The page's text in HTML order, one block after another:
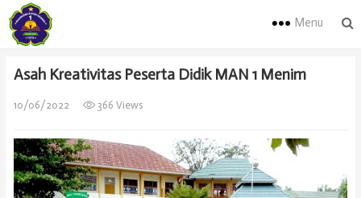
Menu
Asah Kreativitas Peserta Didik MAN 1 Menim
10/06/2022 366 Views